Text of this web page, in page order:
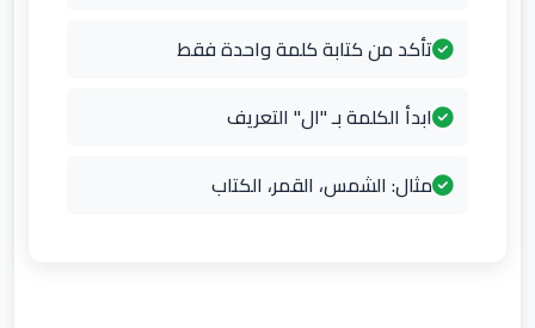
تأكد من كتابة كلمة واحدة فقط
ابدأ الكلمة بـ "ال" التعريف
مثال: الشمس، القمر، الكتاب